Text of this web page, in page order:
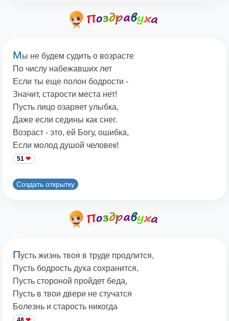
Мы не будем судить о возрасте
По числу набежавших лет
Если ты еще полон бодрости -
Значит, старости места нет!
Пусть лицо озаряет улыбка,
Даже если седины как снег.
Возраст - это, ей Богу, ошибка,
Если молод душой человек!
51
Создать открытку
Пусть жизнь твоя в труде продлится,
Пусть бодрость духа сохранится,
Пусть стороной пройдет беда,
Пусть в твои двери не стучатся
Болезнь и старость никогда